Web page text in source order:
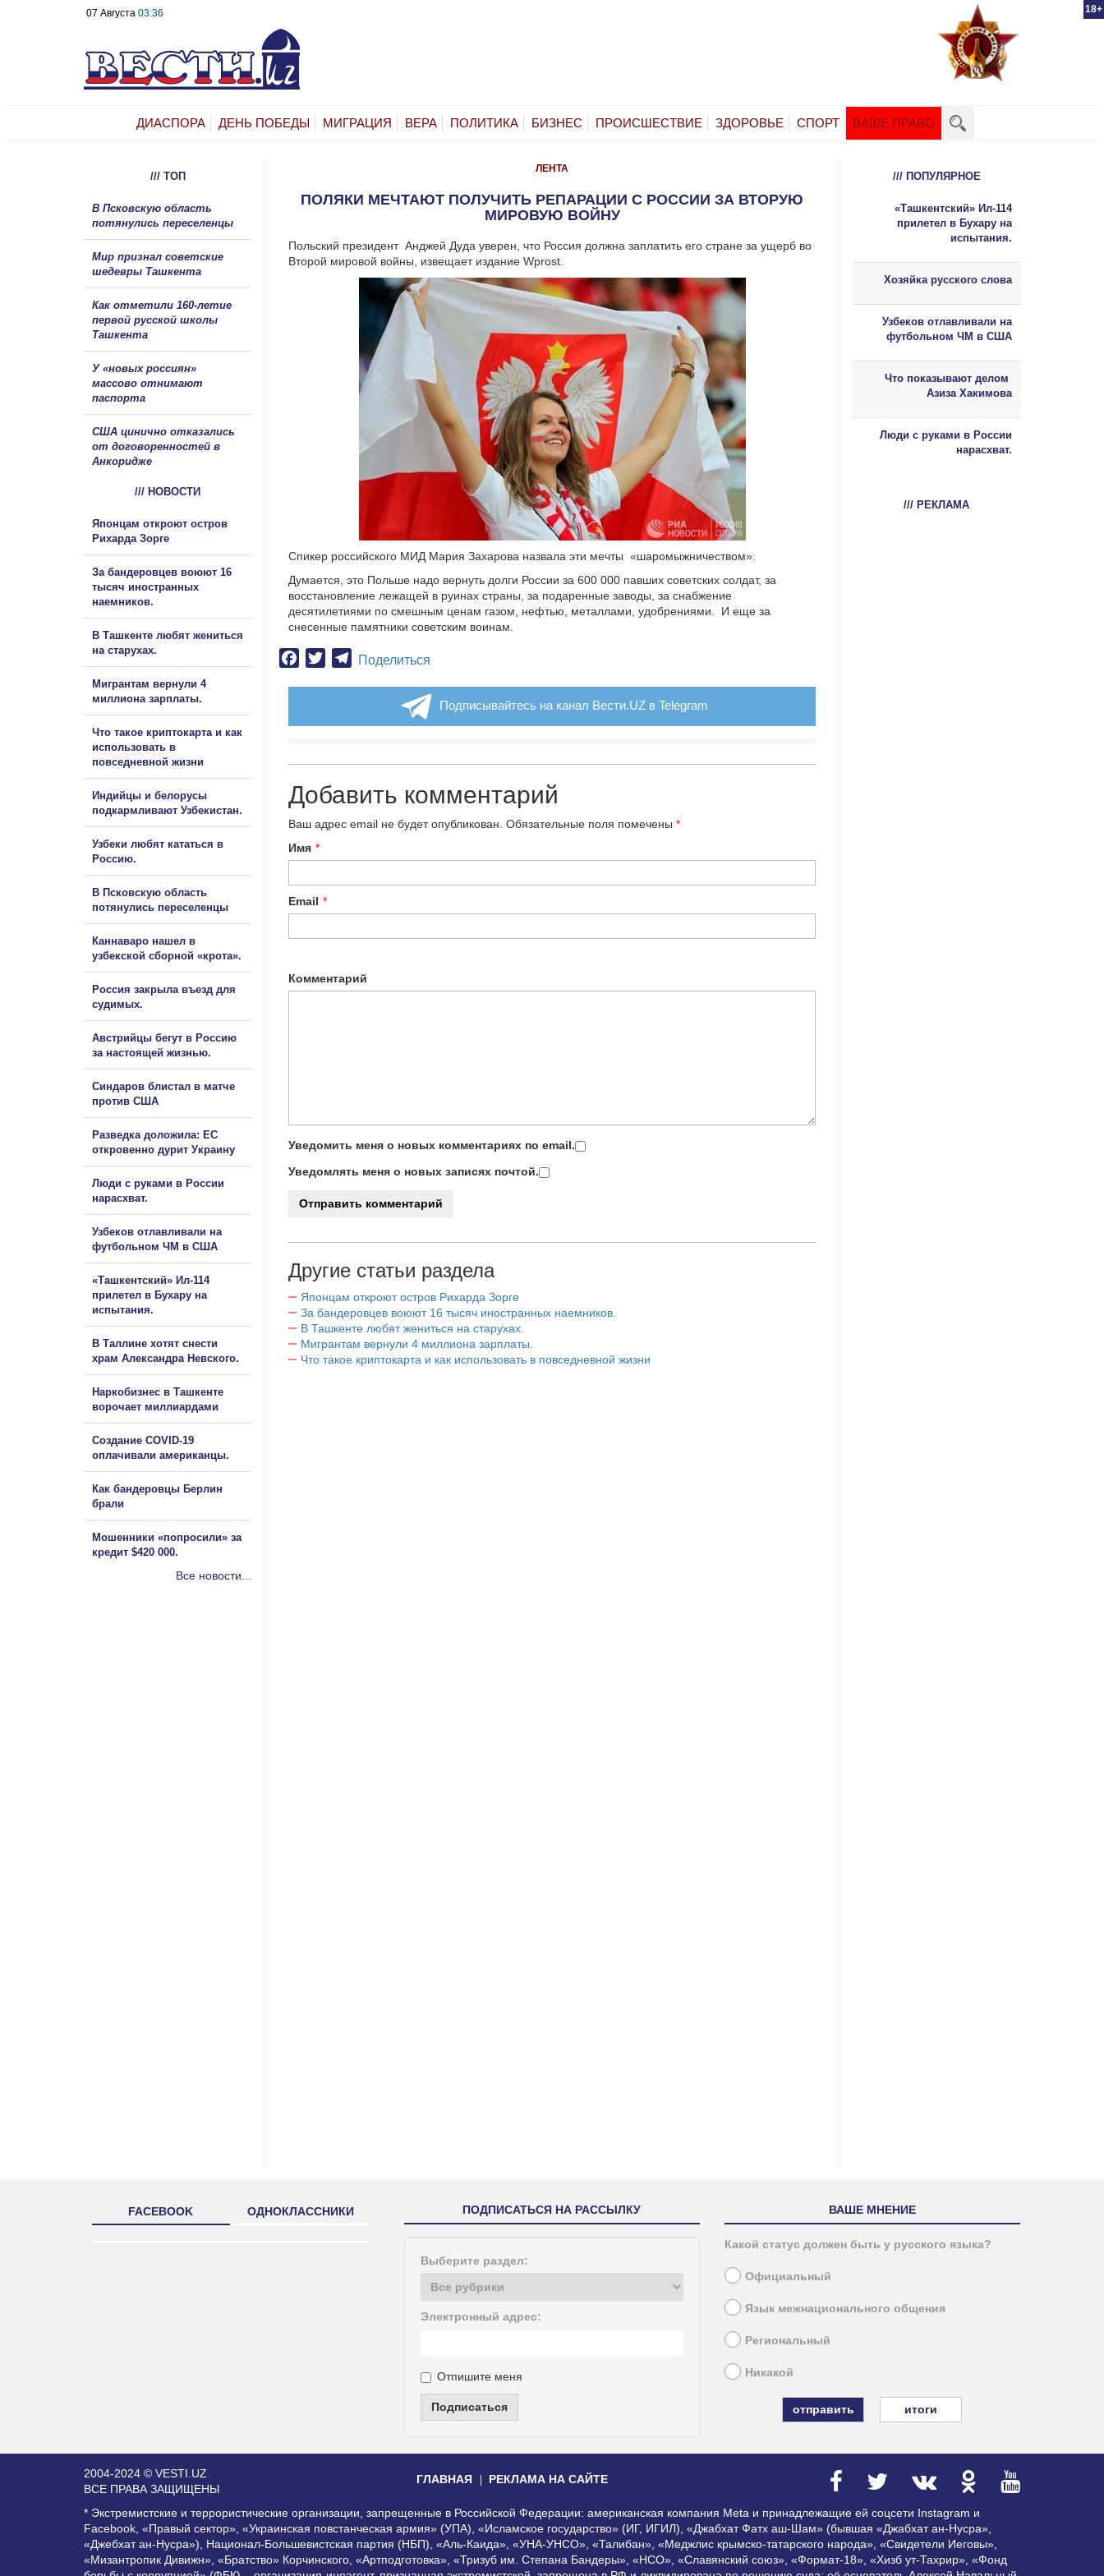
18+
07 Августа 03:36
ДИАСПОРА ДЕНЬ ПОБЕДЫ МИГРАЦИЯ ВЕРА ПОЛИТИКА БИЗНЕС ПРОИСШЕСТВИЕ ЗДОРОВЬЕ СПОРТ ВАШЕ ПРАВО
ЛЕНТА
ПОЛЯКИ МЕЧТАЮТ ПОЛУЧИТЬ РЕПАРАЦИИ С РОССИИ ЗА ВТОРУЮ
МИРОВУЮ ВОЙНУ
Польский президент Анджей Дуда уверен, что Россия должна заплатить его стране за ущерб во
Второй мировой войны, извещает издание Wprost.
Спикер российского МИД Мария Захарова назвала эти мечты «шаромыжничеством».
Думается, это Польше надо вернуть долги России за 600 000 павших советских солдат, за
восстановление лежащей в руинах страны, за подаренные заводы, за снабжение
десятилетиями по смешным ценам газом, нефтью, металлами, удобрениями. И еще за
снесенные памятники советским воинам.
Facebook
TwitterTelegram
Поделиться
Подписывайтесь на канал Вести.UZ в Telegram
Добавить комментарий
Ваш адрес email не будет опубликован. Обязательные поля помечены *
Имя *
Email *
Комментарий
Уведомить меня о новых комментариях по email.
Уведомлять меня о новых записях почтой.
Другие статьи раздела
Японцам откроют остров Рихарда Зорге
За бандеровцев воюют 16 тысяч иностранных наемников.
В Ташкенте любят жениться на старухах.
Мигрантам вернули 4 миллиона зарплаты.
Что такое криптокарта и как использовать в повседневной жизни
/// ТОП
В Псковскую область
потянулись переселенцы
Мир признал советские
шедевры Ташкента
Как отметили 160-летие
первой русской школы
Ташкента
У «новых россиян»
массово отнимают
паспорта
США цинично отказались
от договоренностей в
Анкоридже
/// НОВОСТИ
Японцам откроют остров
Рихарда Зорге
За бандеровцев воюют 16
тысяч иностранных
наемников.
В Ташкенте любят жениться
на старухах.
Мигрантам вернули 4
миллиона зарплаты.
Что такое криптокарта и как
использовать в
повседневной жизни
Индийцы и белорусы
подкармливают Узбекистан.
Узбеки любят кататься в
Россию.
В Псковскую область
потянулись переселенцы
Каннаваро нашел в
узбекской сборной «крота».
Россия закрыла въезд для
судимых.
Австрийцы бегут в Россию
за настоящей жизнью.
Синдаров блистал в матче
против США
Разведка доложила: ЕС
откровенно дурит Украину
Люди с руками в России
нарасхват.
Узбеков отлавливали на
футбольном ЧМ в США
«Ташкентский» Ил-114
прилетел в Бухару на
испытания.
В Таллине хотят снести
храм Александра Невского.
Наркобизнес в Ташкенте
ворочает миллиардами
Создание COVID-19
оплачивали американцы.
Как бандеровцы Берлин
брали
Мошенники «попросили» за
кредит $420 000.
Все новости...
/// ПОПУЛЯРНОЕ
«Ташкентский» Ил-114
прилетел в Бухару на
испытания.
Хозяйка русского слова
Узбеков отлавливали на
футбольном ЧМ в США
Что показывают делом
Азиза Хакимова
Люди с руками в России
нарасхват.
/// РЕКЛАМА
FACEBOOK ОДНОКЛАССНИКИ ПОДПИСАТЬСЯ НА РАССЫЛКУ
Выберите раздел:
Электронный адрес:
Отпишите меня
Подписаться
ВАШЕ МНЕНИЕ
Какой статус должен быть у русского языка?
Официальный
Язык межнационального общения
Региональный
Никакой
итоги
2004-2024 © VESTI.UZ
ВСЕ ПРАВА ЗАЩИЩЕНЫ
ГЛАВНАЯ РЕКЛАМА НА САЙТЕ
* Экстремистские и террористические организации, запрещенные в Российской Федерации: американская компания Meta и принадлежащие ей соцсети Instagram и
Facebook, «Правый сектор», «Украинская повстанческая армия» (УПА), «Исламское государство» (ИГ, ИГИЛ), «Джабхат Фатх аш-Шам» (бывшая «Джабхат ан-Нусра»,
«Джебхат ан-Нусра»), Национал-Большевистская партия (НБП), «Аль-Каида», «УНА-УНСО», «Талибан», «Меджлис крымско-татарского народа», «Свидетели Иеговы»,
«Мизантропик Дивижн», «Братство» Корчинского, «Артподготовка», «Тризуб им. Степана Бандеры», «НСО», «Славянский союз», «Формат-18», «Хизб ут-Тахрир», «Фонд